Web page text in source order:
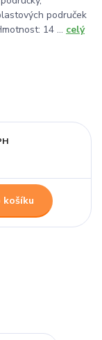
područek
14 ... celý
košíku